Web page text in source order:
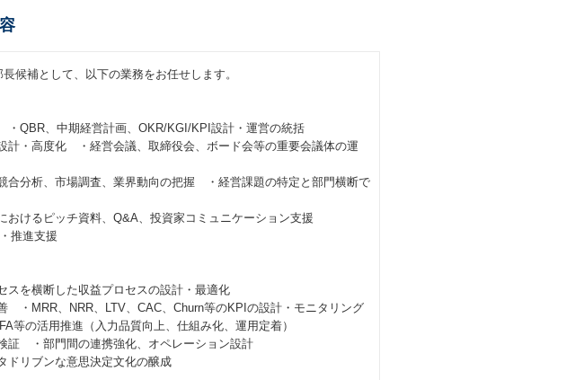
候補として、以下の業務をお任せします。
QBR、中期経営計画、OKR/KGI/KPI設計・運営の統括
計・高度化 ・経営会議、取締役会、ボード会等の重要会議体の運
合分析、市場調査、業界動向の把握 ・経営課題の特定と部門横断で
けるピッチ資料、Q&A、投資家コミュニケーション支援
推進支援
スを横断した収益プロセスの設計・最適化
・MRR、NRR、LTV、CAC、Churn等のKPIの設計・モニタリング
等の活用推進（入力品質向上、仕組み化、運用定着）
証 ・部門間の連携強化、オペレーション設計
ドリブンな意思決定文化の醸成